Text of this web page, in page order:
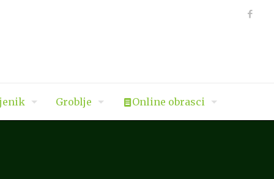
Groblje Online obrasci